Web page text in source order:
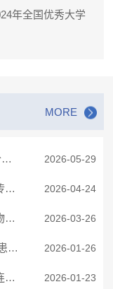
年全国优秀大学
MORE
【大众医学】张嘴“咔嗒”响，查查这个小关节（董敏俊 孙琦） 2026-05-29
【央视｜第一时间】关注肿瘤防治宣传周 小溃疡暗藏大风险 警惕口腔癌（专访：张志愿、王旭东） 2026-04-24
【中国科学网】新研究揭示口腔微生物组在口-脑轴中关键中介作用 2026-03-26
【青年报】 青年人物｜如何为口腔癌患者再造一张脸？这位青年医生从榫卯结构中获得灵感 2026-01-26
【上观新闻】缺牙不补会引发一系列连锁反应 2026-01-23